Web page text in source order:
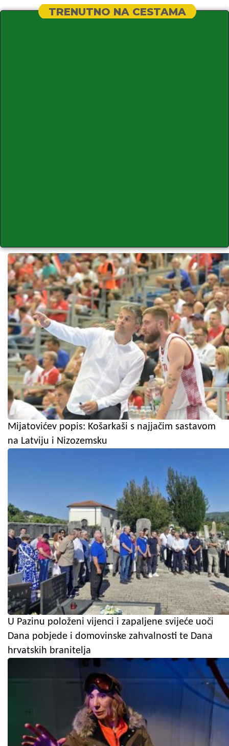
TRENUTNO NA CESTAMA
Mijatovićev popis: Košarkaši s najjačim sastavom
na Latviju i Nizozemsku
U Pazinu položeni vijenci i zapaljene svijeće uoči
Dana pobjede i domovinske zahvalnosti te Dana
hrvatskih branitelja